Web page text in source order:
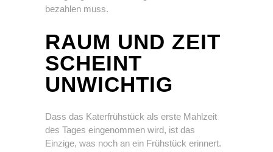
bezahlen muss.
RAUM UND ZEIT
SCHEINT
UNWICHTIG
Dass das Katerfrühstück als erste Mahlzeit
des Tages eingenommen wird, ist das
Einzige, was noch an ein Frühstück erinnert.